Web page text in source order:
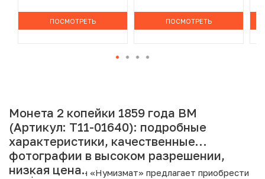
ПОСМОТРЕТЬ ПОСМОТРЕТЬ
Монета 2 копейки 1859 года ВМ
(Артикул: T11-01640): подробные
характеристики, качественные
фотографии в высоком разрешении,
низкая цена.
Интернет магазин «Нумизмат» предлагает приобрести